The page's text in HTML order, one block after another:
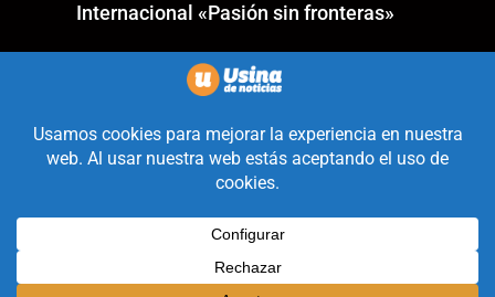
Internacional «Pasión sin fronteras»
Realizado con la mirada
equidistante de alguien a quién
solo le interesa informar que ocurre
Diseñado y Desarrollado porLegion Design